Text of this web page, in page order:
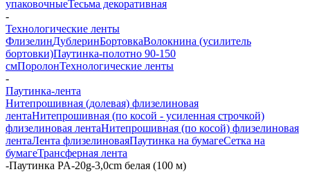
упаковочныеТесьма декоративная
-
Технологические ленты
ФлизелинДублеринБортовкаВолокнина (усилитель
бортовки)Паутинка-полотно 90-150
смПоролонТехнологические ленты
-
Паутинка-лента
Нитепрошивная (долевая) флизелиновая
лентаНитепрошивная (по косой - усиленная строчкой)
флизелиновая лентаНитепрошивная (по косой) флизелиновая
лентаЛента флизелиноваяПаутинка на бумагеСетка на
бумагеТрансферная лента
-Паутинка PA-20g-3,0сm белая (100 м)